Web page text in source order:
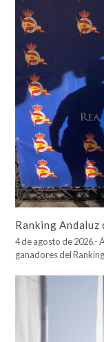
Ranking Andaluz
4 de agosto de 2026.-
ganadores del